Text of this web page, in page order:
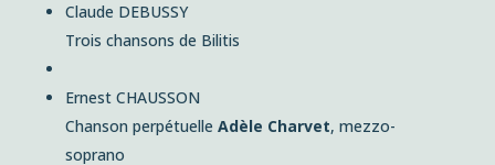
Claude DEBUSSY
Trois chansons de Bilitis
Ernest CHAUSSON
Chanson perpétuelle Adèle Charvet, mezzo-
soprano